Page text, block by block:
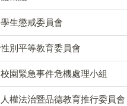
學生懲戒委員會
性別平等教育委員會
校園緊急事件危機處理小組
人權法治暨品德教育推行委員會